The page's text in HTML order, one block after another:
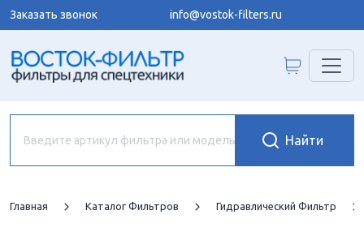
Заказать звонок info@vostok-filters.ru
Главная Каталог Фильтров Гидравлический Фильтр